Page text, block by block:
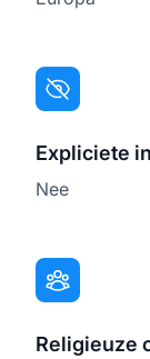
Expliciete
Nee
Religieuze